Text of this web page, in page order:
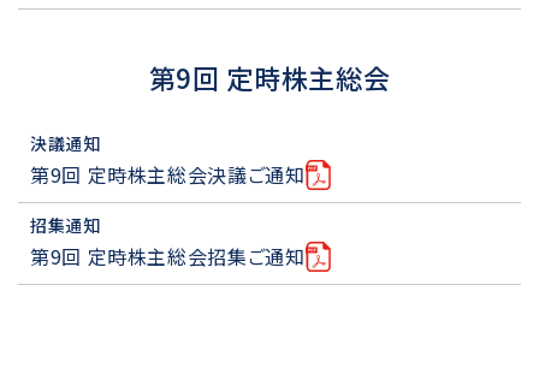
第9回 定時株主総会
決議通知
第9回 定時株主総会決議ご通知
招集通知
第9回 定時株主総会招集ご通知